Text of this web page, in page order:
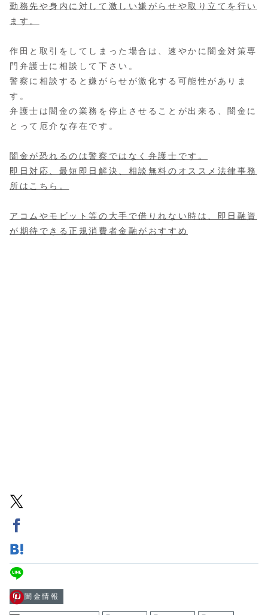
勤務先や身内に対して激しい嫌がらせや取り立てを行い
ます。
作田と取引をしてしまった場合は、速やかに闇金対策専
門弁護士に相談して下さい。
警察に相談すると嫌がらせが激化する可能性がありま
す。
弁護士は闇金の業務を停止させることが出来る、闇金に
とって厄介な存在です。
闇金が恐れるのは警察ではなく弁護士です。
即日対応、最短即日解決、相談無料のオススメ法律事務
所はこちら。
アコムやモビット等の大手で借りれない時は、即日融資
が期待できる正規消費者金融がおすすめ
闇金情報